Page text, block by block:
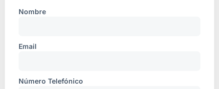
Nombre
Email
Número Telefónico